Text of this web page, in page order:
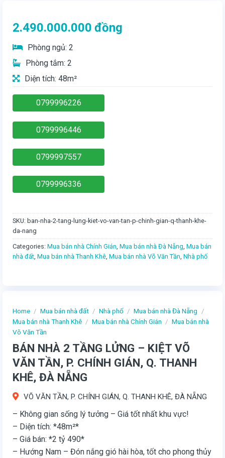
Home / Mua bán nhà đất / Nhà phố / Mua bán nhà Đà Nẵng
/
Mua bán nhà Thanh Khê / Mua bán nhà Chính Gián / Mua bán nhà
Võ Văn Tần
BÁN NHÀ 2 TẦNG LỬNG – KIỆT VÕ
VĂN TẦN, P. CHÍNH GIÁN, Q. THANH
KHÊ, ĐÀ NẴNG
VÕ VĂN TẦN, P. CHÍNH GIÁN, Q. THANH KHÊ, ĐÀ NẴNG
– Không gian sống lý tưởng – Giá tốt nhất khu vực!
– Diện tích: *48m²*
– Giá bán: *2 tỷ 490*
– Hướng Nam – Đón nắng gió hài hòa, tốt cho phong thủy
2.490.000.000 đồng
Phòng ngủ: 2
Phòng tắm: 2
Diện tích: 48m²
0799996226
0799996446
0799997557
0799996336
SKU: ban-nha-2-tang-lung-kiet-vo-van-tan-p-chinh-gian-q-thanh-khe-
da-nang
Categories: Mua bán nhà Chính Gián, Mua bán nhà Đà Nẵng, Mua bán
nhà đất, Mua bán nhà Thanh Khê, Mua bán nhà Võ Văn Tần, Nhà phố